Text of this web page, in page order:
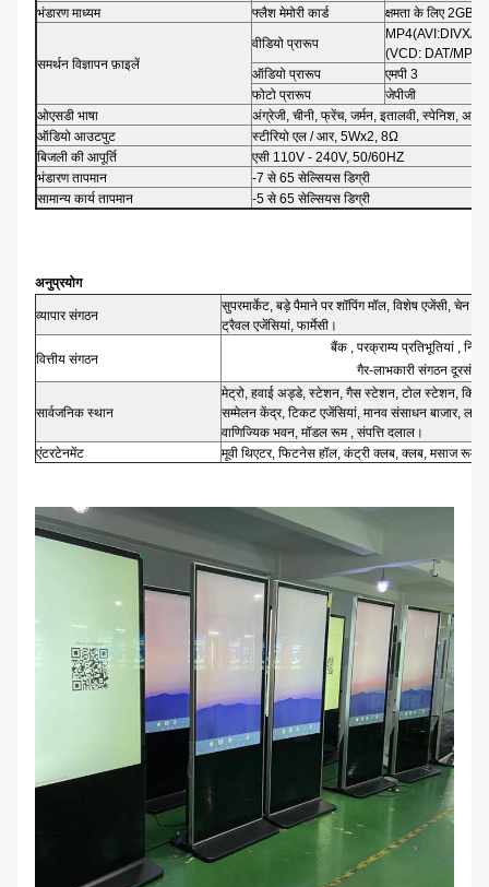
भंडारण माध्यम
फ्लैश मेमोरी कार्ड क्षमता के लिए 2GB
समर्थन विज्ञापन फ़ाइलें
वीडियो प्रारूप
MP4(AVI:DIVX/
(VCD: DAT/
ऑडियो प्रारूप
एमपी 3
फोटो प्रारूप
जेपीजी
ओएसडी भाषा
अंग्रेजी, चीनी, फ्रेंच, जर्मन, इतालवी, स्पेनिश, अरबी
ऑडियो आउटपुट
स्टीरियो एल / आर, 5Wx2, 8Ω
बिजली की आपूर्ति
एसी 110V - 240V, 50/60HZ
भंडारण तापमान
-7 से 65 सेल्सियस डिग्री
सामान्य कार्य तापमान
-5 से 65 सेल्सियस डिग्री
अनुप्रयोग
व्यापार संगठन
सुपरमार्केट, बड़े पैमाने पर शॉपिंग मॉल, विशेष एजेंसी, चेन
ट्रैवल एजेंसियां, फार्मेसी।
वित्तीय संगठन
बैंक , परक्राम्य प्रतिभूतियां ,
गैर-लाभकारी संगठन
सार्वजनिक स्थान
मेट्रो, हवाई अड्डे, स्टेशन, गैस स्टेशन, टोल स्टेशन,
सम्मेलन केंद्र, टिकट एजेंसियां, मानव संसाधन बाजार,
वाणिज्यिक भवन, मॉडल रूम , संपत्ति दलाल।
एंटरटेनमेंट
मूवी थिएटर, फिटनेस हॉल, कंट्री क्लब, क्लब, मसाज रूम,